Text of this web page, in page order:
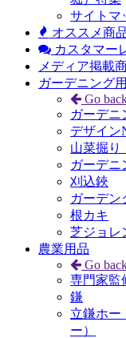
サイトマ
オススメ商
カスタマー
メディア掲載
ガーデニング
Go
ガーデニ
デザイン
山菜掘り
ガーデニ
刈込鋏
ガーデン
根カキ
芝ジョレ
農業用品
Go
専門家監
鎌
立鎌ホー
ー）